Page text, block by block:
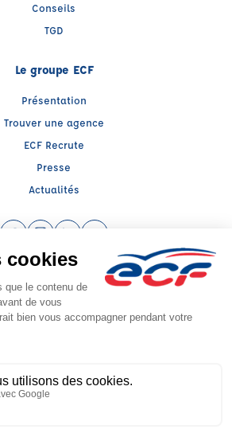
Conseils
TGD
Le groupe ECF
Présentation
Trouver une agence
ECF Recrute
Presse
Actualités
Facebook (nouvelle fenêtre)
Instagram (nouvelle fenêtre)
LinkedIn (nouvelle fenêtre)
YouTube (nouvelle
CENTRE ATLANTIQUE - Capital social: 2500000€
de TVA intracommunautaire: FR 52 312379266
n°E26 023 0002 0
la Mothe Les Champs Dorés, LA CRECHE (79260) -